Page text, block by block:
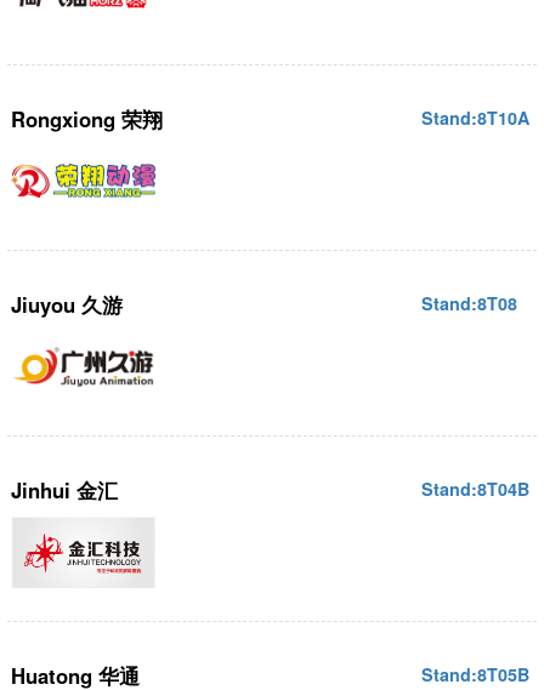
Rongxiong 荣翔 Stand:8T10A
Jiuyou 久游 Stand:8T08
Jinhui 金汇 Stand:8T04B
Huatong 华通 Stand:8T05B